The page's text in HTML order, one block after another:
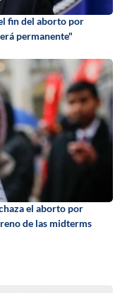
fin del aborto por
permanente"
el aborto por
de las midterms